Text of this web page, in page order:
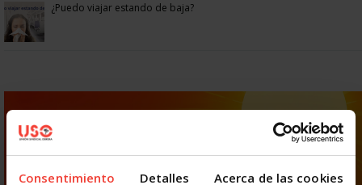
Consentimiento Detalles Acerca de las cookies
¿Puedo viajar estando de baja?